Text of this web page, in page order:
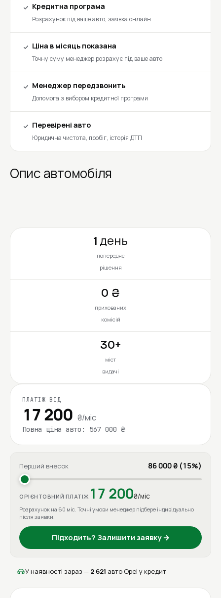
Кредитна програма
Розрахунок під ваше авто, заявка онлайн
Ціна в місяць показана
Точну суму менеджер розрахує під ваше авто
Менеджер передзвонить
Допомога з вибором кредитної програми
Перевірені авто
Юридична чистота, пробіг, історія ДТП
Опис автомобіля
1 день
попереднє
рішення
0 ₴
прихованих
комісій
30+
міст
видачі
ПЛАТІЖ ВІД
17 200 ₴/міс
Повна ціна авто: 567 000 ₴
Перший внесок 86 000 ₴ (15%)
ОРІЄНТОВНИЙ ПЛАТІЖ 17 200₴/міс
Розрахунок на 60 міс. Точні умови менеджер підбере індивідуально
після заявки.
Підходить? Залишити заявку →
У наявності зараз — 2 621 авто Opel у кредит